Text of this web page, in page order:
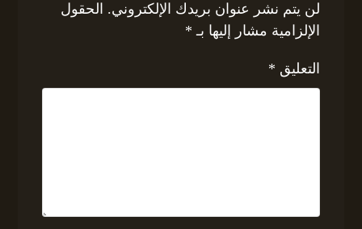
لن يتم نشر عنوان بريدك الإلكتروني. الحقول
الإلزامية مشار إليها بـ *
التعليق *